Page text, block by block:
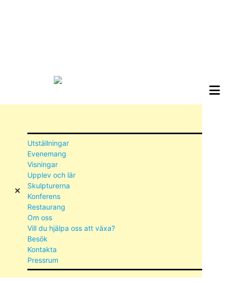
Utställningar
Evenemang
Visningar
Upplev och lär
Skulpturerna
Konferens
Restaurang
Om oss
Vill du hjälpa oss att växa?
Besök
Kontakta
Pressrum